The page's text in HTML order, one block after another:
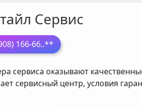
Сервис
166-66..**
сервиса оказывают
сервисный центр, условия